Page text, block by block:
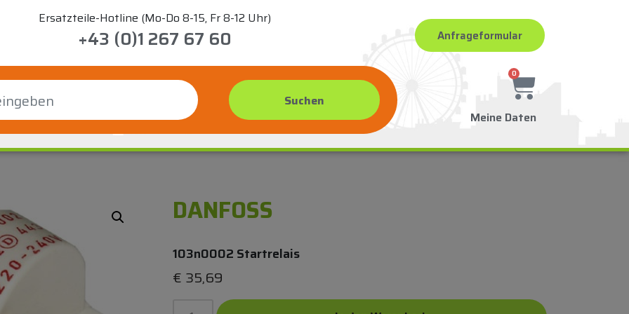
Ersatzteile-Hotline (Mo-Do 8-15, Fr 8-12 Uhr)
+43 (0)1 267 67 60 Anfrageformular
0
Meine Daten
DANFOSS
103n0002 Startrelais
€ 35,69